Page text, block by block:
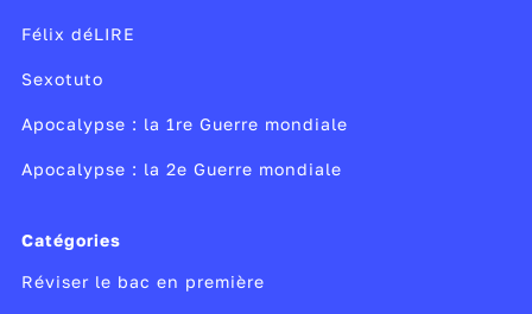
Félix déLIRE
Sexotuto
Apocalypse : la 1re Guerre mondiale
Apocalypse : la 2e Guerre mondiale
Catégories
Réviser le bac en première